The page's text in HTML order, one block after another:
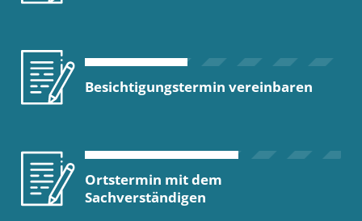
Besichtigungstermin vereinbaren
Ortstermin mit dem
Sachverständigen